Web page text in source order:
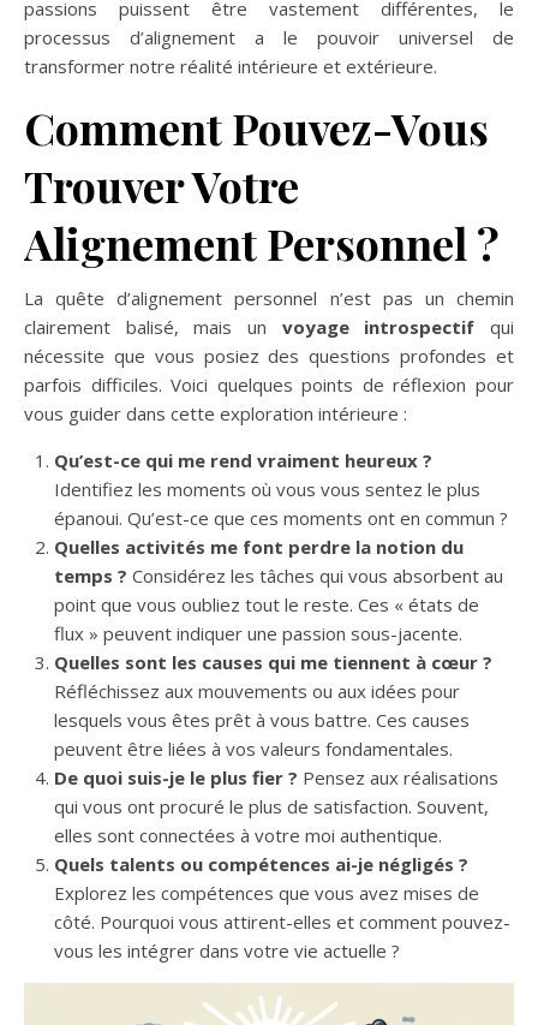
passions puissent être vastement différentes, le
processus d’alignement a le pouvoir universel de
transformer notre réalité intérieure et extérieure.
Comment Pouvez-Vous
Trouver Votre
Alignement Personnel ?
La quête d’alignement personnel n’est pas un chemin
clairement balisé, mais un voyage introspectif qui
nécessite que vous posiez des questions profondes et
parfois difficiles. Voici quelques points de réflexion pour
vous guider dans cette exploration intérieure :
Qu’est-ce qui me rend vraiment heureux ?
Identifiez les moments où vous vous sentez le plus
épanoui. Qu’est-ce que ces moments ont en commun ?
Quelles activités me font perdre la notion du
temps ? Considérez les tâches qui vous absorbent au
point que vous oubliez tout le reste. Ces « états de
flux » peuvent indiquer une passion sous-jacente.
Quelles sont les causes qui me tiennent à cœur ?
Réfléchissez aux mouvements ou aux idées pour
lesquels vous êtes prêt à vous battre. Ces causes
peuvent être liées à vos valeurs fondamentales.
De quoi suis-je le plus fier ? Pensez aux réalisations
qui vous ont procuré le plus de satisfaction. Souvent,
elles sont connectées à votre moi authentique.
Quels talents ou compétences ai-je négligés ?
Explorez les compétences que vous avez mises de
côté. Pourquoi vous attirent-elles et comment pouvez-
vous les intégrer dans votre vie actuelle ?